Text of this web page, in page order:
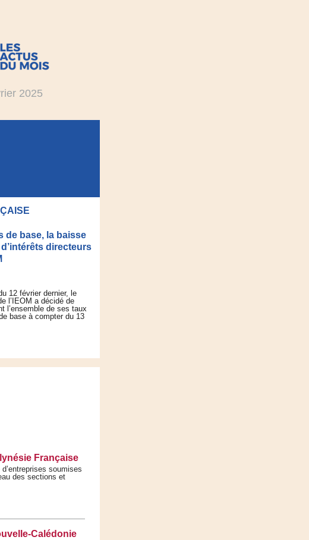
2025
de base, la baisse
directeurs
12 février dernier, le
l’IEOM a décidé de
l’ensemble de ses taux
base à compter du 13
Française
soumises
des sections et
Calédonie